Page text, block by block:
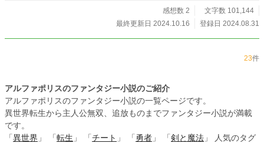
感想数 2
文字数 101,144
最終更新日 2024.10.16
登録日 2024.08.31
23件
アルファポリスのファンタジー小説のご紹介
アルファポリスのファンタジー小説の一覧ページです。
異世界転生から主人公無双、追放ものまでファンタジー小説が満載
です。
「 異世界 」 「 転生 」 「 チート 」 「 勇者 」 「 剣と魔法 」 人気のタグ